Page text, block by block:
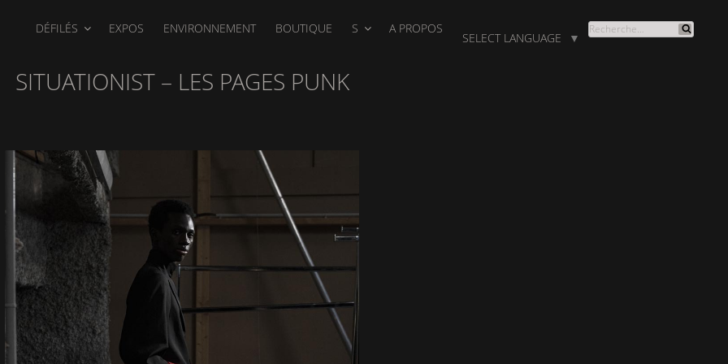
DÉFILÉS EXPOS ENVIRONNEMENT BOUTIQUE S A PROPOS
SELECT LANGUAGE ▼
RECHERCHE
Recherche
SITUATIONIST – LES PAGES PUNK